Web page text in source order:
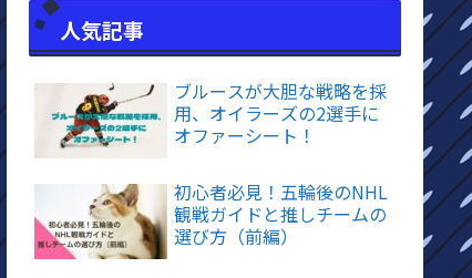
人気記事
ブルースが大胆な戦略を採
用、オイラーズの2選手に
オファーシート！
初心者必見！五輪後のNHL
観戦ガイドと推しチームの
選び方（前編）